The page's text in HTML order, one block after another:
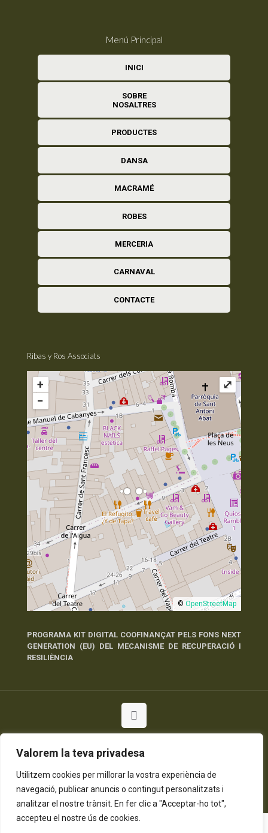
Valorem la teva privadesa
Utilitzem cookies per millorar la vostra experiència de
navegació, publicar anuncis o contingut personalitzats i
analitzar el nostre trànsit. En fer clic a "Acceptar-ho tot",
accepteu el nostre ús de cookies.
Menú Principal
INICI
SOBRE
NOSALTRES
PRODUCTES
DANSA
MACRAMÉ
ROBES
MERCERIA
CARNAVAL
CONTACTE
Ribas y Ros Associats
+
−
© OpenStreetMap
⤢
PROGRAMA KIT DIGITAL COOFINANÇAT PELS FONS NEXT
GENERATION (EU) DEL MECANISME DE RECUPERACIÓ I
RESILIÈNCIA
Política de Privadesa Política de Cookies